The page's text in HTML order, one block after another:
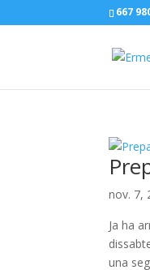
667
nov. 7,
Ja ha
una